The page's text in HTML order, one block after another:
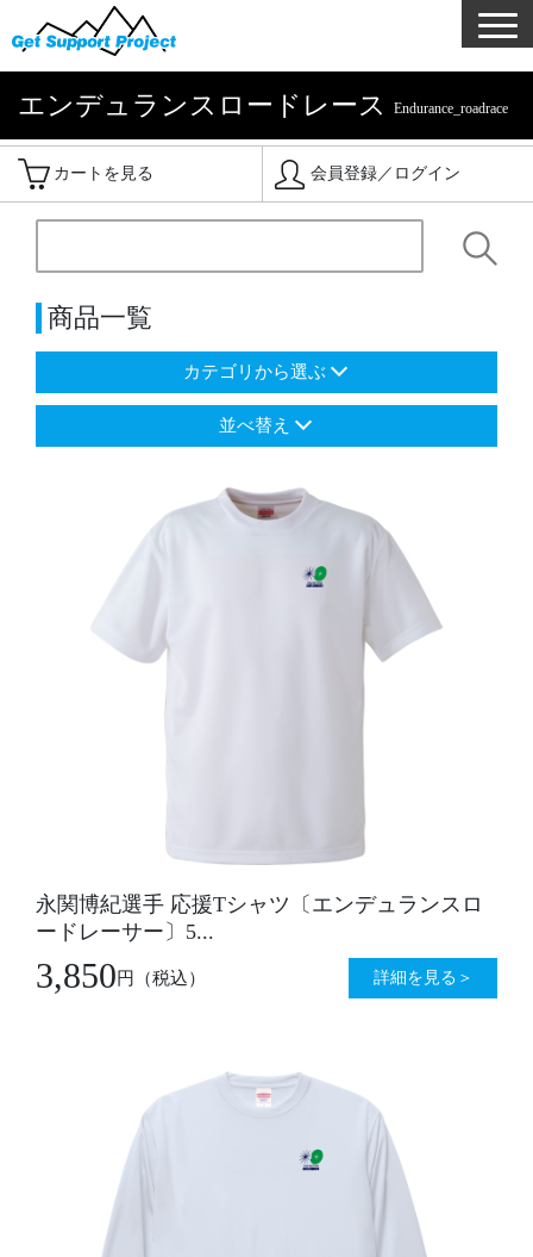
エンデュランスロードレース Endurance_roadrace
カートを見る 会員登録／ログイン
商品一覧
カテゴリから選ぶ
並べ替え
永関博紀選手 応援Tシャツ〔エンデュランスロ
ードレーサー〕5...
3,850円 （税込） 詳細を見る＞